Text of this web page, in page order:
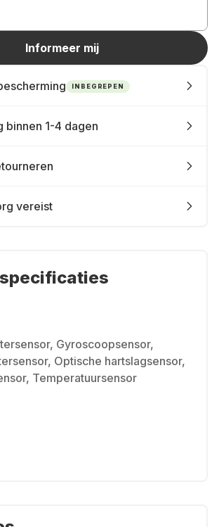
Informeer mij
INBEGREPEN
binnen 1-4 dagen
vereist
Gyroscoopsensor,
Optische hartslagsensor,
Temperatuursensor